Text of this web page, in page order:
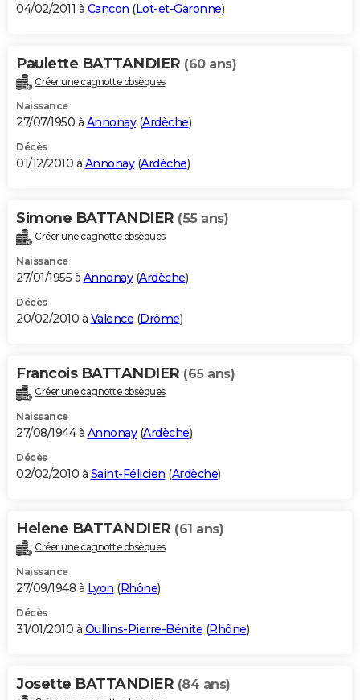
04/02/2011 à Cancon (Lot-et-Garonne)
Paulette BATTANDIER (60 ans)
Créer une cagnotte obsèques
Naissance
27/07/1950 à Annonay(Ardèche)
Décès
01/12/2010 à Annonay(Ardèche)
Simone BATTANDIER (55 ans)
Créer une cagnotte obsèques
Naissance
27/01/1955 à Annonay(Ardèche)
Décès
20/02/2010 à Valence (Drôme)
Francois BATTANDIER (65 ans)
Créer une cagnotte obsèques
Naissance
27/08/1944 à Annonay(Ardèche)
Décès
02/02/2010 à Saint-Félicien (Ardèche)
Helene BATTANDIER (61 ans)
Créer une cagnotte obsèques
Naissance
27/09/1948 à Lyon (Rhône)
Décès
31/01/2010 à Oullins-Pierre-Bénite (Rhône)
Josette BATTANDIER (84 ans)